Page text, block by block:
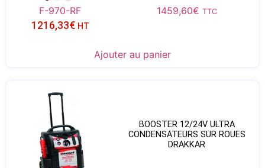
F-970-RF 1459,60€ TTC
1216,33€ HT
Ajouter au panier
BOOSTER 12/24V ULTRA
CONDENSATEURS SUR ROUES
DRAKKAR